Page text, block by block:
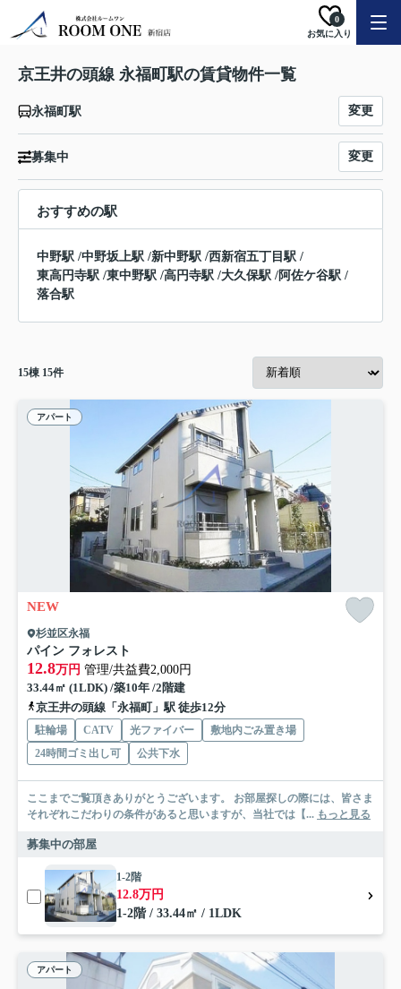
お気に入り
0
京王井の頭線 永福町駅の賃貸物件一覧
永福町駅 変更
募集中 変更
おすすめの駅
中野駅 /中野坂上駅 /新中野駅 /西新宿五丁目駅 /
東高円寺駅 /東中野駅 /高円寺駅 /大久保駅 /阿佐ケ谷駅 /
落合駅
15棟 15件
アパート
NEW
杉並区永福
パイン フォレスト
12.8万円 管理/共益費2,000円
33.44㎡ (1LDK) /築10年 /2階建
京王井の頭線「永福町」駅 徒歩12分
駐輪場 CATV 光ファイバー
敷地内ごみ置き場
24時間ゴミ出し可
公共下水
ここまでご覧頂きありがとうございます。 お部屋探しの際には、皆さま
それぞれこだわりの条件があると思いますが、当社では【... もっと見る
募集中の部屋
1-2階
12.8万円
1-2階 / 33.44㎡ / 1LDK
アパート